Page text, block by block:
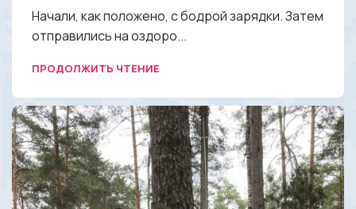
Начали, как положено, с бодрой зарядки. Затем
отправились на оздоро...
ПРОДОЛЖИТЬ ЧТЕНИЕ